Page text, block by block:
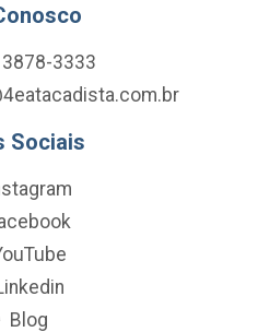
3333
Sociais
Blog